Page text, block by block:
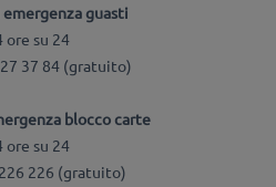
guasti
ore su 24
37 84 (gratuito)
blocco carte
ore su 24
226 (gratuito)